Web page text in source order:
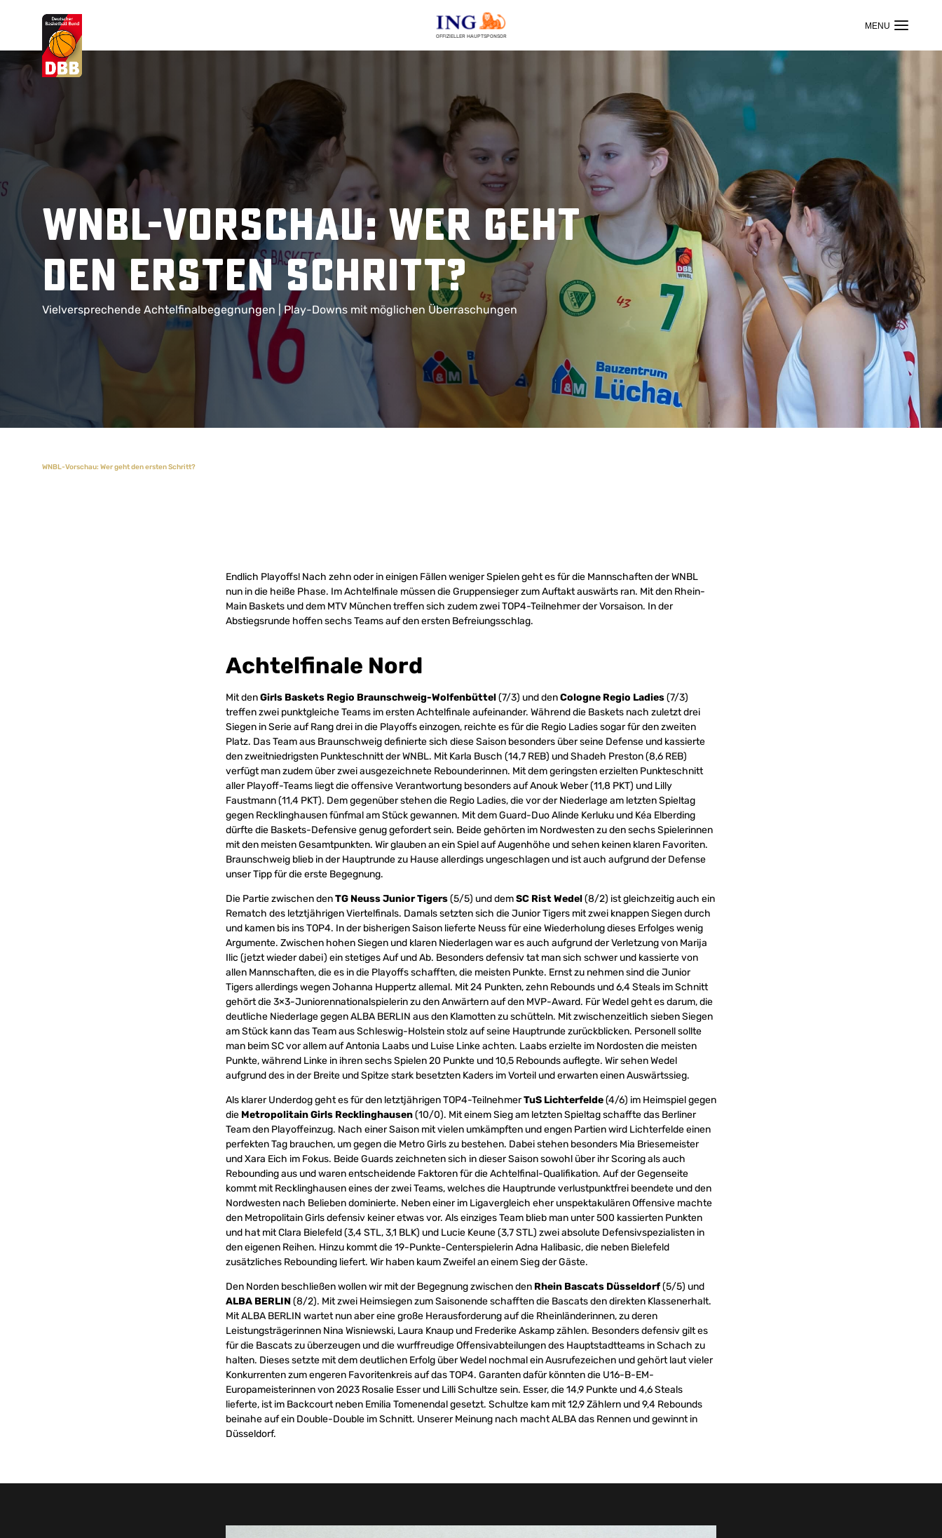
OFFIZIELLER HAUPTSPONSOR
Suchvorschläge
Lorem Ipsum
WNBL-Vorschau: Wer geht
den ersten Schritt?
Vielversprechende Achtelfinalbegegnungen | Play-Downs mit möglichen Überraschungen
WNBL-Vorschau: Wer geht den ersten Schritt?
Endlich Playoffs! Nach zehn oder in einigen Fällen weniger Spielen geht es für die Mannschaften der WNBL
nun in die heiße Phase. Im Achtelfinale müssen die Gruppensieger zum Auftakt auswärts ran. Mit den Rhein-
Main Baskets und dem MTV München treffen sich zudem zwei TOP4-Teilnehmer der Vorsaison. In der
Abstiegsrunde hoffen sechs Teams auf den ersten Befreiungsschlag.
Achtelfinale Nord
Mit denGirls Baskets Regio Braunschweig-Wolfenbüttel(7/3) und denCologne Regio Ladies(7/3)
treffen zwei punktgleiche Teams im ersten Achtelfinale aufeinander. Während die Baskets nach zuletzt drei
Siegen in Serie auf Rang drei in die Playoffs einzogen, reichte es für die Regio Ladies sogar für den zweiten
Platz. Das Team aus Braunschweig definierte sich diese Saison besonders über seine Defense und kassierte
den zweitniedrigsten Punkteschnitt der WNBL. Mit Karla Busch (14,7 REB) und Shadeh Preston (8,6 REB)
verfügt man zudem über zwei ausgezeichnete Rebounderinnen. Mit dem geringsten erzielten Punkteschnitt
aller Playoff-Teams liegt die offensive Verantwortung besonders auf Anouk Weber (11,8 PKT) und Lilly
Faustmann (11,4 PKT). Dem gegenüber stehen die Regio Ladies, die vor der Niederlage am letzten Spieltag
gegen Recklinghausen fünfmal am Stück gewannen. Mit dem Guard-Duo Alinde Kerluku und Kéa Elberding
dürfte die Baskets-Defensive genug gefordert sein. Beide gehörten im Nordwesten zu den sechs Spielerinnen
mit den meisten Gesamtpunkten. Wir glauben an ein Spiel auf Augenhöhe und sehen keinen klaren Favoriten.
Braunschweig blieb in der Hauptrunde zu Hause allerdings ungeschlagen und ist auch aufgrund der Defense
unser Tipp für die erste Begegnung.
Die Partie zwischen denTG Neuss Junior Tigers(5/5) und demSC Rist Wedel(8/2) ist gleichzeitig auch ein
Rematch des letztjährigen Viertelfinals. Damals setzten sich die Junior Tigers mit zwei knappen Siegen durch
und kamen bis ins TOP4. In der bisherigen Saison lieferte Neuss für eine Wiederholung dieses Erfolges wenig
Argumente. Zwischen hohen Siegen und klaren Niederlagen war es auch aufgrund der Verletzung von Marija
Ilic (jetzt wieder dabei) ein stetiges Auf und Ab. Besonders defensiv tat man sich schwer und kassierte von
allen Mannschaften, die es in die Playoffs schafften, die meisten Punkte. Ernst zu nehmen sind die Junior
Tigers allerdings wegen Johanna Huppertz allemal. Mit 24 Punkten, zehn Rebounds und 6,4 Steals im Schnitt
gehört die 3×3-Juniorennationalspielerin zu den Anwärtern auf den MVP-Award. Für Wedel geht es darum, die
deutliche Niederlage gegen ALBA BERLIN aus den Klamotten zu schütteln. Mit zwischenzeitlich sieben Siegen
am Stück kann das Team aus Schleswig-Holstein stolz auf seine Hauptrunde zurückblicken. Personell sollte
man beim SC vor allem auf Antonia Laabs und Luise Linke achten. Laabs erzielte im Nordosten die meisten
Punkte, während Linke in ihren sechs Spielen 20 Punkte und 10,5 Rebounds auflegte. Wir sehen Wedel
aufgrund des in der Breite und Spitze stark besetzten Kaders im Vorteil und erwarten einen Auswärtssieg.
Als klarer Underdog geht es für den letztjährigen TOP4-TeilnehmerTuS Lichterfelde(4/6) im Heimspiel gegen
die Metropolitain Girls Recklinghausen(10/0). Mit einem Sieg am letzten Spieltag schaffte das Berliner
Team den Playoffeinzug. Nach einer Saison mit vielen umkämpften und engen Partien wird Lichterfelde einen
perfekten Tag brauchen, um gegen die Metro Girls zu bestehen. Dabei stehen besonders Mia Briesemeister
und Xara Eich im Fokus. Beide Guards zeichneten sich in dieser Saison sowohl über ihr Scoring als auch
Rebounding aus und waren entscheidende Faktoren für die Achtelfinal-Qualifikation. Auf der Gegenseite
kommt mit Recklinghausen eines der zwei Teams, welches die Hauptrunde verlustpunktfrei beendete und den
Nordwesten nach Belieben dominierte. Neben einer im Ligavergleich eher unspektakulären Offensive machte
den Metropolitain Girls defensiv keiner etwas vor. Als einziges Team blieb man unter 500 kassierten Punkten
und hat mit Clara Bielefeld (3,4 STL, 3,1 BLK) und Lucie Keune (3,7 STL) zwei absolute Defensivspezialisten in
den eigenen Reihen. Hinzu kommt die 19-Punkte-Centerspielerin Adna Halibasic, die neben Bielefeld
zusätzliches Rebounding liefert. Wir haben kaum Zweifel an einem Sieg der Gäste.
Den Norden beschließen wollen wir mit der Begegnung zwischen den Rhein Bascats Düsseldorf(5/5) und
ALBA BERLIN(8/2). Mit zwei Heimsiegen zum Saisonende schafften die Bascats den direkten Klassenerhalt.
Mit ALBA BERLIN wartet nun aber eine große Herausforderung auf die Rheinländerinnen, zu deren
Leistungsträgerinnen Nina Wisniewski, Laura Knaup und Frederike Askamp zählen. Besonders defensiv gilt es
für die Bascats zu überzeugen und die wurffreudige Offensivabteilungen des Hauptstadtteams in Schach zu
halten. Dieses setzte mit dem deutlichen Erfolg über Wedel nochmal ein Ausrufezeichen und gehört laut vieler
Konkurrenten zum engeren Favoritenkreis auf das TOP4. Garanten dafür könnten die U16-B-EM-
Europameisterinnen von 2023 Rosalie Esser und Lilli Schultze sein. Esser, die 14,9 Punkte und 4,6 Steals
lieferte, ist im Backcourt neben Emilia Tomenendal gesetzt. Schultze kam mit 12,9 Zählern und 9,4 Rebounds
beinahe auf ein Double-Double im Schnitt. Unserer Meinung nach macht ALBA das Rennen und gewinnt in
Düsseldorf.